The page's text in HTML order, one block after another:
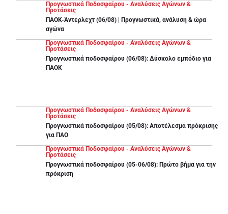
Προγνωστικά Ποδοσφαίρου - Αναλύσεις Αγώνων &
Προτάσεις
ΠΑΟΚ-Άντερλεχτ (06/08) | Προγνωστικά, ανάλυση & ώρα
αγώνα
Προγνωστικά Ποδοσφαίρου - Αναλύσεις Αγώνων &
Προτάσεις
Προγνωστικά ποδοσφαίρου (06/08): Δύσκολο εμπόδιο για
ΠΑΟΚ
Προγνωστικά Ποδοσφαίρου - Αναλύσεις Αγώνων &
Προτάσεις
Προγνωστικά ποδοσφαίρου (05/08): Αποτέλεσμα πρόκρισης
για ΠΑΟ
Προγνωστικά Ποδοσφαίρου - Αναλύσεις Αγώνων &
Προτάσεις
Προγνωστικά ποδοσφαίρου (05-06/08): Πρώτο βήμα για την
πρόκριση